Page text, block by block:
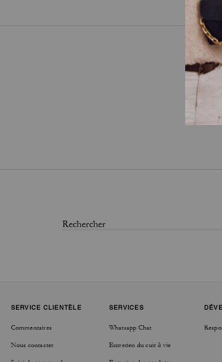
SERVICE CLIENTÈLE
Commentaires
Nous contacter
SERVICES
Whatsapp Chat
Entretien du cuir à vie